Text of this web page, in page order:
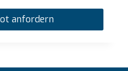
anfordern